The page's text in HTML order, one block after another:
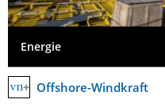
Energie
Offshore-Windkraft